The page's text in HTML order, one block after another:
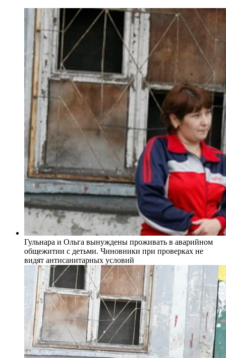
Гульнара и Ольга вынуждены проживать в аварийном
общежитии с детьми. Чиновники при проверках не
видят антисанитарных условий